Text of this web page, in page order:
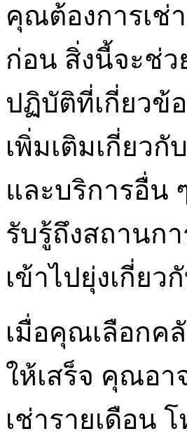
คุณต้องการเช่
ก่อน สิ่งนี้จะช่
ปฏิบัติที่เกี่ยวข้
เพิ่มเติมเกี่ยว
และบริการอื่น
รับรู้ถึงสถานก
เข้าไปยุ่งเกี่ย
เมื่อคุณเลือกค
ให้เสร็จ คุณอา
เช่ารายเดือน